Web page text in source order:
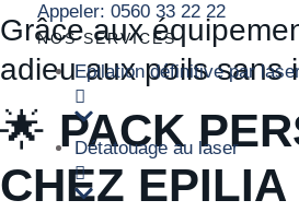
Appeler: 0560 33 22 22
NOS SERVICES
Epilation définitive par laser
Détatouage au laser
Grâce aux
adieu aux poils sans
🌟 PACK
CHEZ EPILIA